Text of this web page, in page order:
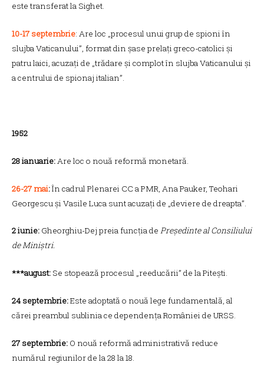
este transferat la Sighet.
10-17 septembrie: Are loc „procesul unui grup de spioni în
slujba Vaticanului”, format din șase prelați greco-catolici și
patru laici, acuzați de „trădare și complot în slujba Vaticanului și
a centrului de spionaj italian”.
1952
28 ianuarie:Are loc o nouă reformă monetară.
26-27 mai:În cadrul Plenarei CC a PMR, Ana Pauker, Teohari
Georgescu și Vasile Luca sunt acuzați de „deviere de dreapta”.
2 iunie: Gheorghiu-Dej preia funcția de Președinte al Consiliului
de Miniștri.
***august: Se stopează procesul „reeducării” de la Pitești.
24 septembrie:Este adoptată o nouă lege fundamentală, al
cărei preambul sublinia ce dependența României de URSS.
27 septembrie: O nouă reformă administrativă reduce
numărul regiunilor de la 28 la 18.